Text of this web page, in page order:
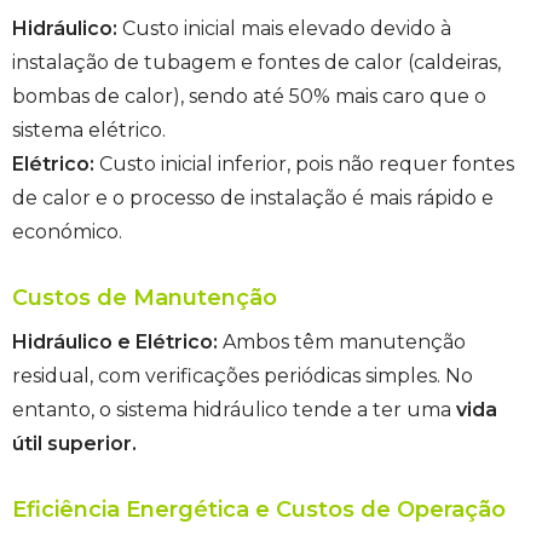
Hidráulico: Custo inicial mais elevado devido à
instalação de tubagem e fontes de calor (caldeiras,
bombas de calor), sendo até 50% mais caro que o
sistema elétrico.
Elétrico: Custo inicial inferior, pois não requer fontes
de calor e o processo de instalação é mais rápido e
económico.
Custos de Manutenção
Hidráulico e Elétrico: Ambos têm manutenção
residual, com verificações periódicas simples. No
entanto, o sistema hidráulico tende a ter uma vida
útil superior.
Eficiência Energética e Custos de Operação